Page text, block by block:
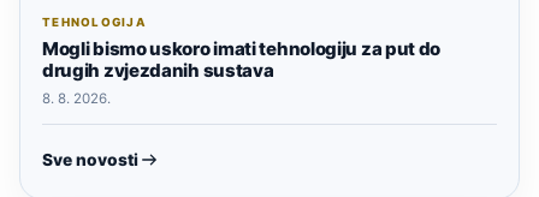
TEHNOLOGIJA
Mogli bismo uskoro imati tehnologiju za put do
drugih zvjezdanih sustava
8. 8. 2026.
Sve novosti